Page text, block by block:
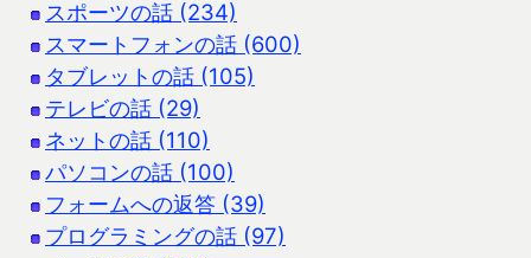
スポーツの話 (234)
スマートフォンの話 (600)
タブレットの話 (105)
テレビの話 (29)
ネットの話 (110)
パソコンの話 (100)
フォームへの返答 (39)
プログラミングの話 (97)